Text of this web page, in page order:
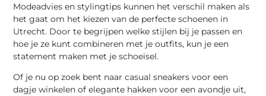
Modeadvies en stylingtips kunnen het verschil maken als
het gaat om het kiezen van de perfecte schoenen in
Utrecht. Door te begrijpen welke stijlen bij je passen en
hoe je ze kunt combineren met je outfits, kun je een
statement maken met je schoeisel.
Of je nu op zoek bent naar casual sneakers voor een
dagje winkelen of elegante hakken voor een avondje uit,